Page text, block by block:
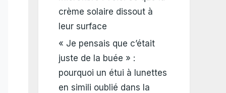
crème solaire dissout à
leur surface
« Je pensais que c’était
juste de la buée » :
pourquoi un étui à lunettes
en simili oublié dans la